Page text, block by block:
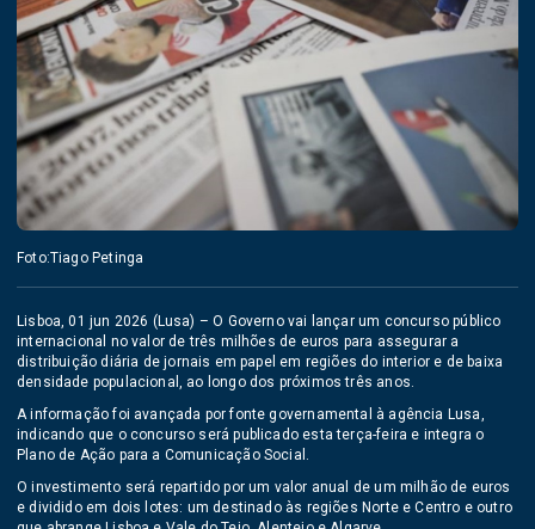
Foto:Tiago Petinga
Lisboa, 01 jun 2026 (Lusa) – O Governo vai lançar um concurso público
internacional no valor de três milhões de euros para assegurar a
distribuição diária de jornais em papel em regiões do interior e de baixa
densidade populacional, ao longo dos próximos três anos.
A informação foi avançada por fonte governamental à agência Lusa,
indicando que o concurso será publicado esta terça-feira e integra o
Plano de Ação para a Comunicação Social.
O investimento será repartido por um valor anual de um milhão de euros
e dividido em dois lotes: um destinado às regiões Norte e Centro e outro